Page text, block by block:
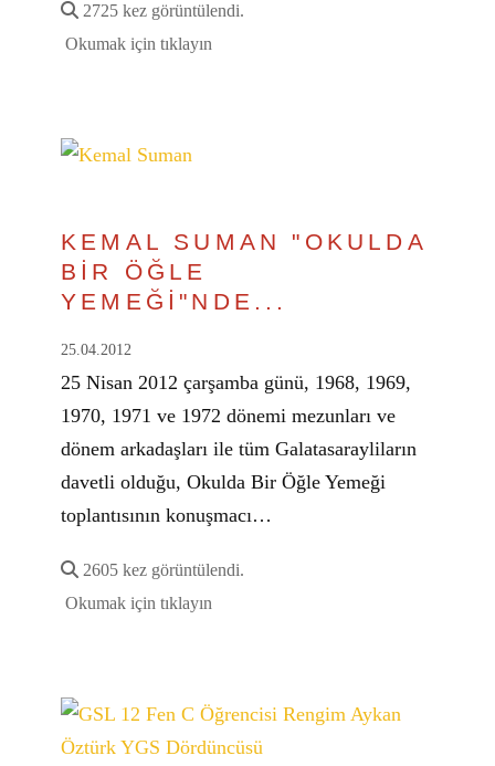
2725 kez görüntülendi.
Okumak için tıklayın
KEMAL SUMAN "OKULDA
BİR ÖĞLE
YEMEĞİ"NDE...
25.04.2012
25 Nisan 2012 çarşamba günü, 1968, 1969,
1970, 1971 ve 1972 dönemi mezunları ve
dönem arkadaşları ile tüm Galatasarayliların
davetli olduğu, Okulda Bir Öğle Yemeği
toplantısının konuşmacı…
2605 kez görüntülendi.
Okumak için tıklayın